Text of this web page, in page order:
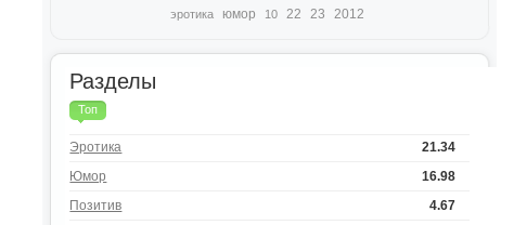
эротика
юмор 10 22 23 2012
Разделы
Топ
21.34
Эротика
16.98
Юмор
4.67
Позитив